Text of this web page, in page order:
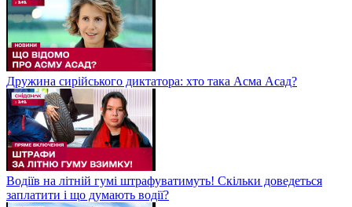
Дружина сирійського диктатора: хто така Асма Асад?
Водіїв на літній гумі штрафуватимуть! Скільки доведеться
заплатити і що думають водії?